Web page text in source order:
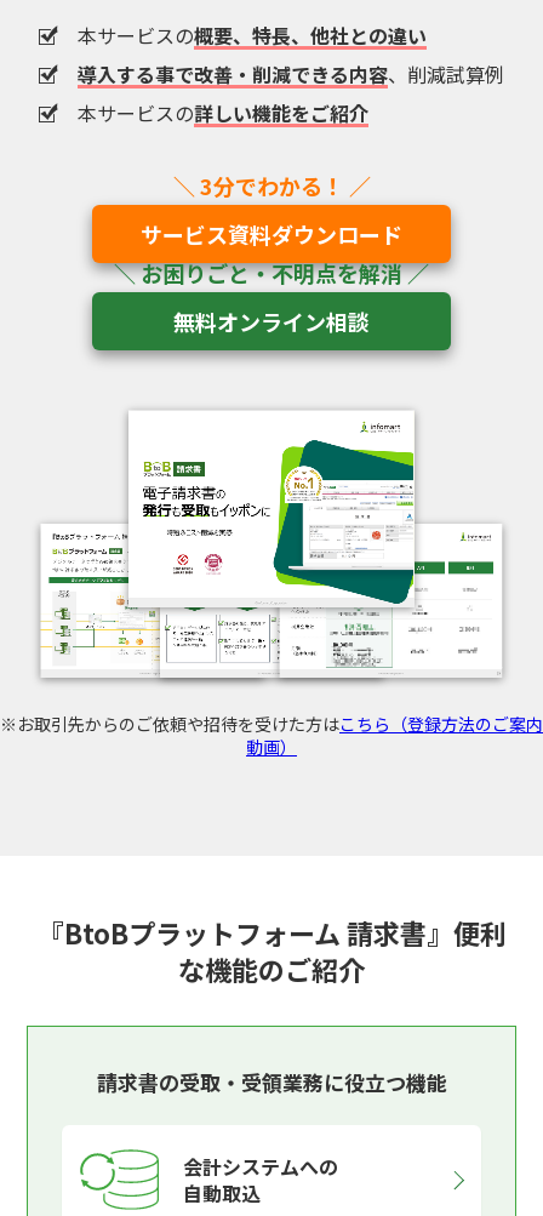
本サービスの概要、特長、他社との違い
導入する事で改善・削減できる内容、削減試算例
本サービスの詳しい機能をご紹介
サービス資料ダウンロード
無料オンライン相談
※お取引先からのご依頼や招待を受けた方はこちら（登録方法のご案内
動画）
『BtoBプラットフォーム 請求書』便利
な機能のご紹介
請求書の受取・受領業務に役立つ機能
会計システムへの
自動取込